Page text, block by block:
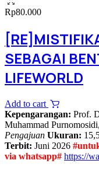
Rp80.000
SEBAGAI
LIFEWORLD
Add to cart
Kepengarangan: Prof.
Muhammad
Pengajuan Ukuran:
Terbit: Juni 2026
via whatsapp# https://